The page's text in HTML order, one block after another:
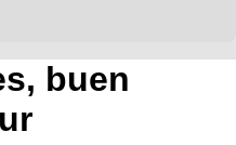
buen